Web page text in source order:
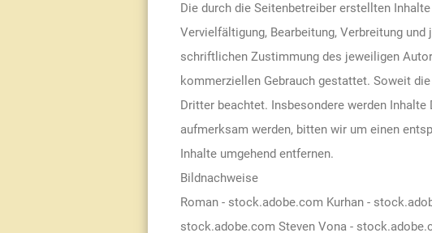
Die durch die Seitenbetreiber erstellten
Vervielfältigung, Bearbeitung, Verbreitung
schriftlichen Zustimmung des jeweiligen
kommerziellen Gebrauch gestattet. Soweit
Dritter beachtet. Insbesondere werden
aufmerksam werden, bitten wir um einen
Inhalte umgehend entfernen.
Bildnachweise
Roman - stock.adobe.com Kurhan -
stock.adobe.com Steven Vona -